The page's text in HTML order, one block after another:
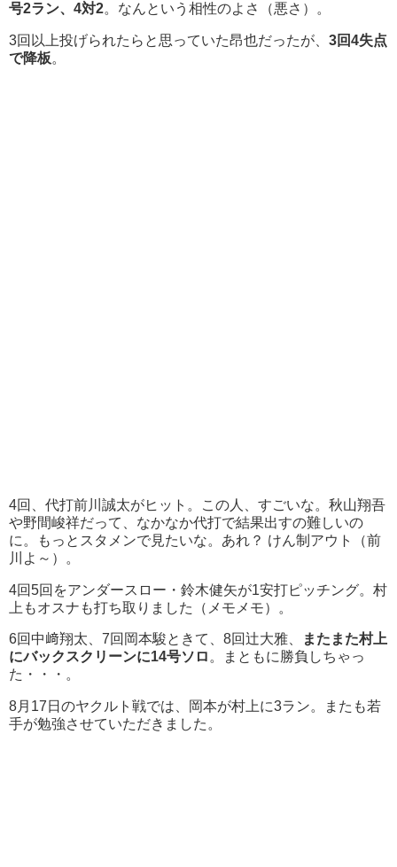
号2ラン、4対2。なんという相性のよさ（悪さ）。
3回以上投げられたらと思っていた昂也だったが、 3回4失点
で降板。
4回、代打前川誠太がヒット。この人、すごいな。秋山翔吾
や野間峻祥だって、なかなか代打で結果出すの難しいの
に。もっとスタメンで見たいな。あれ？ けん制アウト（前
川よ～）。
4回5回をアンダースロー・鈴木健矢が1安打ピッチング。村
上もオスナも打ち取りました（メモメモ）。
6回中﨑翔太、7回岡本駿ときて、8回辻大雅、
またまた村上
にバックスクリーンに14号ソロ 。まともに勝負しちゃっ
た・・・。
8月17日のヤクルト戦では、岡本が村上に3ラン。またも若
手が勉強させていただきました。